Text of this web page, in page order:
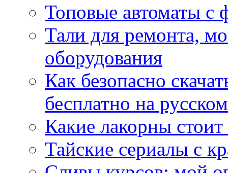
Топовые автоматы с
Тали для ремонта,
оборудования
Как безопасно
бесплатно на
Какие лакорны
Тайские сериалы с